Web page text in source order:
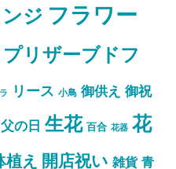
ジ フラワー
プリザーブドフ
リース 小鳥 御供え 御祝
父の日 生花 百合 花器 花
植え 開店祝い 雑貨 青